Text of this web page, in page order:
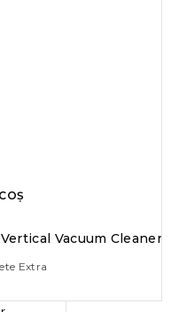
Vacuum Cleaner
Extra